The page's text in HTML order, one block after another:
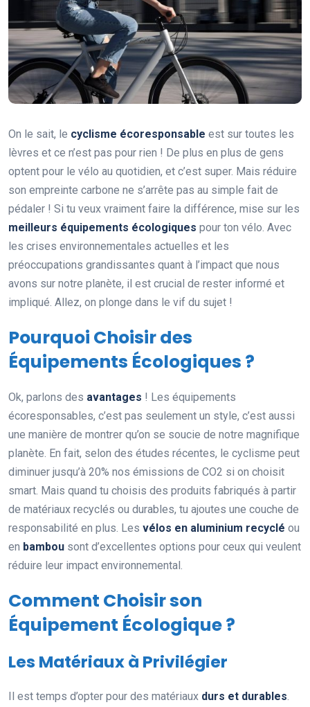
On le sait, le cyclisme écoresponsable est sur toutes les
lèvres et ce n’est pas pour rien ! De plus en plus de gens
optent pour le vélo au quotidien, et c’est super. Mais réduire
son empreinte carbone ne s’arrête pas au simple fait de
pédaler ! Si tu veux vraiment faire la différence, mise sur les
meilleurs équipements écologiques pour ton vélo. Avec
les crises environnementales actuelles et les
préoccupations grandissantes quant à l’impact que nous
avons sur notre planète, il est crucial de rester informé et
impliqué. Allez, on plonge dans le vif du sujet !
Pourquoi Choisir des
Équipements Écologiques ?
Ok, parlons des avantages ! Les équipements
écoresponsables, c’est pas seulement un style, c’est aussi
une manière de montrer qu’on se soucie de notre magnifique
planète. En fait, selon des études récentes, le cyclisme peut
diminuer jusqu’à 20% nos émissions de CO2 si on choisit
smart. Mais quand tu choisis des produits fabriqués à partir
de matériaux recyclés ou durables, tu ajoutes une couche de
responsabilité en plus. Les vélos en aluminium recyclé ou
en bambou sont d’excellentes options pour ceux qui veulent
réduire leur impact environnemental.
Comment Choisir son
Équipement Écologique ?
Les Matériaux à Privilégier
Il est temps d’opter pour des matériaux durs et durables.